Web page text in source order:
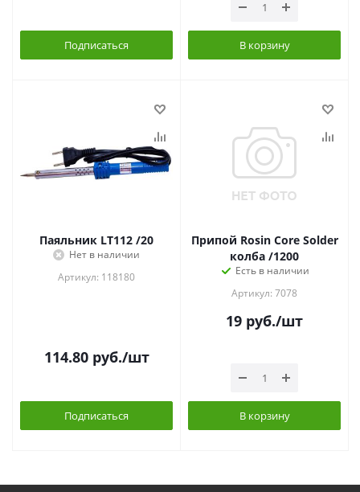
Подписаться В корзину
Паяльник LT112 /20
Нет в наличии
Артикул: 118180
114.80руб./шт
Подписаться
Припой Rosin Core Solder
колба /1200
Есть в наличии
Артикул: 7078
19 руб./шт
В корзину